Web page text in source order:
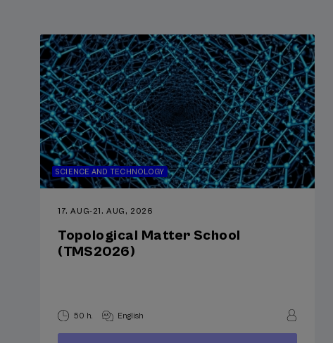
SCIENCE AND TECHNOLOGY
17. AUG-21. AUG, 2026
Topological Matter School
(TMS2026)
50 h. English